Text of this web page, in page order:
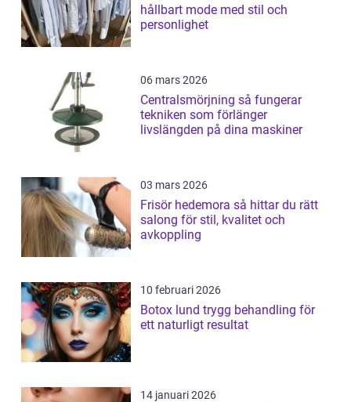
hållbart mode med stil och
personlighet
06 mars 2026
Centralsmörjning så fungerar
tekniken som förlänger
livslängden på dina maskiner
03 mars 2026
Frisör hedemora så hittar du rätt
salong för stil, kvalitet och
avkoppling
10 februari 2026
Botox lund trygg behandling för
ett naturligt resultat
14 januari 2026